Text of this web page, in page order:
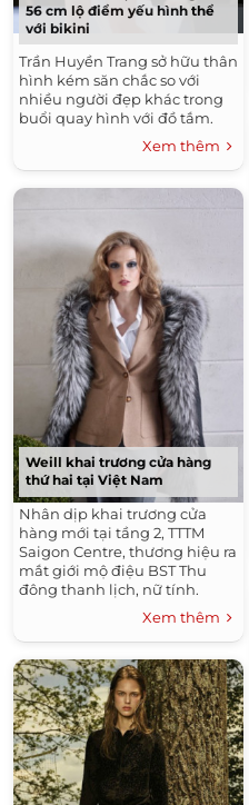
56 cm lộ điểm yếu hình thể
với bikini
Trần Huyền Trang sở hữu thân
hình kém săn chắc so với
nhiều người đẹp khác trong
buổi quay hình với đồ tắm.
Xem thêm
Weill khai trương cửa hàng
thứ hai tại Việt Nam
Nhân dịp khai trương cửa
hàng mới tại tầng 2, TTTM
Saigon Centre, thương hiệu ra
mắt giới mộ điệu BST Thu
đông thanh lịch, nữ tính.
Xem thêm